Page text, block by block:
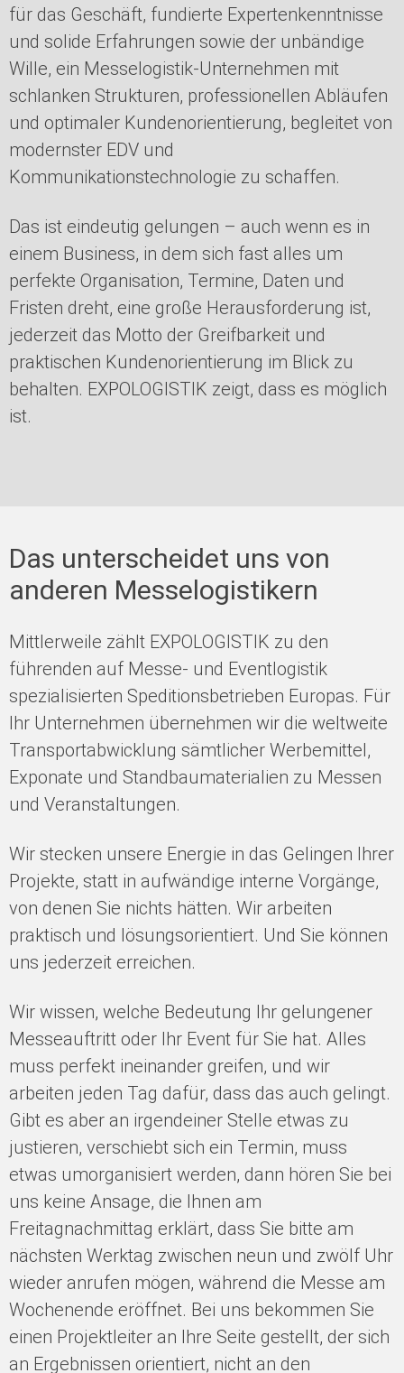
für das Geschäft, fundierte Expertenkenntnisse
und solide Erfahrungen sowie der unbändige
Wille, ein Messelogistik-Unternehmen mit
schlanken Strukturen, professionellen Abläufen
und optimaler Kundenorientierung, begleitet von
modernster EDV und
Kommunikationstechnologie zu schaffen.
Das ist eindeutig gelungen – auch wenn es in
einem Business, in dem sich fast alles um
perfekte Organisation, Termine, Daten und
Fristen dreht, eine große Herausforderung ist,
jederzeit das Motto der Greifbarkeit und
praktischen Kundenorientierung im Blick zu
behalten. EXPOLOGISTIK zeigt, dass es möglich
ist.
Das unterscheidet uns von
anderen Messelogistikern
Mittlerweile zählt EXPOLOGISTIK zu den
führenden auf Messe- und Eventlogistik
spezialisierten Speditionsbetrieben Europas. Für
Ihr Unternehmen übernehmen wir die weltweite
Transportabwicklung sämtlicher Werbemittel,
Exponate und Standbaumaterialien zu Messen
und Veranstaltungen.
Wir stecken unsere Energie in das Gelingen Ihrer
Projekte, statt in aufwändige interne Vorgänge,
von denen Sie nichts hätten. Wir arbeiten
praktisch und lösungsorientiert. Und Sie können
uns jederzeit erreichen.
Wir wissen, welche Bedeutung Ihr gelungener
Messeauftritt oder Ihr Event für Sie hat. Alles
muss perfekt ineinander greifen, und wir
arbeiten jeden Tag dafür, dass das auch gelingt.
Gibt es aber an irgendeiner Stelle etwas zu
justieren, verschiebt sich ein Termin, muss
etwas umorganisiert werden, dann hören Sie bei
uns keine Ansage, die Ihnen am
Freitagnachmittag erklärt, dass Sie bitte am
nächsten Werktag zwischen neun und zwölf Uhr
wieder anrufen mögen, während die Messe am
Wochenende eröffnet. Bei uns bekommen Sie
einen Projektleiter an Ihre Seite gestellt, der sich
an Ergebnissen orientiert, nicht an den